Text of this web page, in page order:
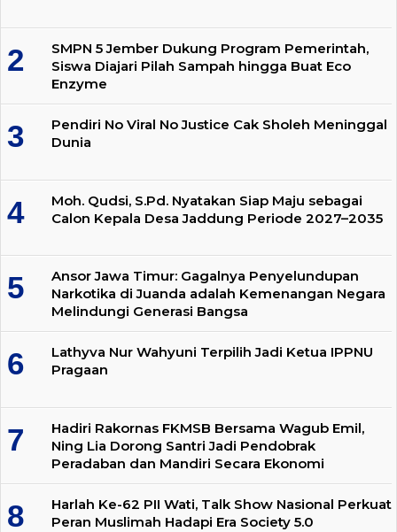
SMPN 5 Jember Dukung Program Pemerintah,
Siswa Diajari Pilah Sampah hingga Buat Eco
Enzyme
Pendiri No Viral No Justice Cak Sholeh Meninggal
Dunia
Moh. Qudsi, S.Pd. Nyatakan Siap Maju sebagai
Calon Kepala Desa Jaddung Periode 2027–2035
Ansor Jawa Timur: Gagalnya Penyelundupan
Narkotika di Juanda adalah Kemenangan Negara
Melindungi Generasi Bangsa
Lathyva Nur Wahyuni Terpilih Jadi Ketua IPPNU
Pragaan
Hadiri Rakornas FKMSB Bersama Wagub Emil,
Ning Lia Dorong Santri Jadi Pendobrak
Peradaban dan Mandiri Secara Ekonomi
Harlah Ke-62 PII Wati, Talk Show Nasional Perkuat
Peran Muslimah Hadapi Era Society 5.0